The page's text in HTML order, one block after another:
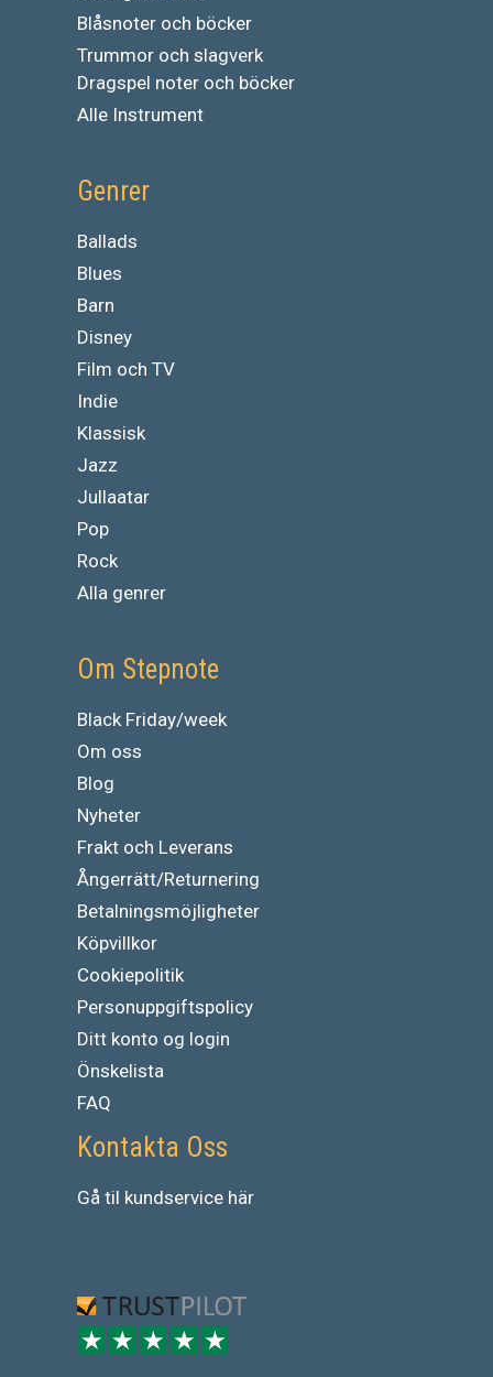
Blåsnoter och böcker
Trummor och slagverk
Dragspel noter och böcker
Alle Instrument
Genrer
Ballads
Blues
Barn
Disney
Film och TV
Indie
Klassisk
Jazz
Jullaatar
Pop
Rock
Alla genrer
Om Stepnote
Black Friday/week
Om oss
Blog
Nyheter
Frakt och Leverans
Ångerrätt/Returnering
Betalningsmöjligheter
Köpvillkor
Cookiepolitik
Personuppgiftspolicy
Ditt konto og login
Önskelista
FAQ
Kontakta Oss
Gå til kundservice här